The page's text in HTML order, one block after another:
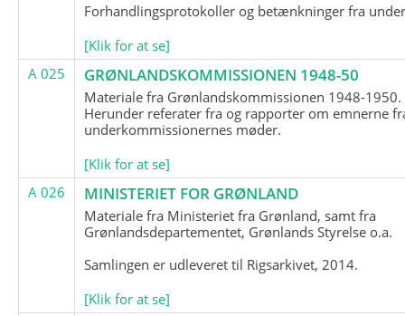
Forhandlingsprotokoller og betænkninger fra
[Klik for at se]
A 025
GRØNLANDSKOMMISSIONEN 1948-50
Materiale fra Grønlandskommissionen 1948-1950.
Herunder referater fra og rapporter om emnerne
underkommissionernes møder.
[Klik for at se]
A 026
MINISTERIET FOR GRØNLAND
Materiale fra Ministeriet fra Grønland, samt fra
Grønlandsdepartementet, Grønlands Styrelse o.a.
Samlingen er udleveret til Rigsarkivet, 2014.
[Klik for at se]